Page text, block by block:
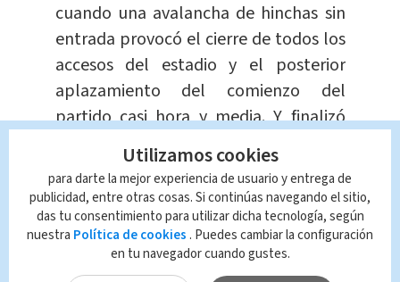
cuando una avalancha de hinchas sin
entrada provocó el cierre de todos los
accesos del estadio y el posterior
aplazamiento del comienzo del
partido casi hora y media. Y finalizó
un golpe de eficacia de Lautaro
Martínez,al que le han bastado
ratitos en cada partido para
encabezar, con cinco goles, la
clasificación de los artilleros.
Utilizamos cookies
para darte la mejor experiencia de usuario y entrega de
publicidad, entre otras cosas. Si continúas navegando el sitio,
das tu consentimiento para utilizar dicha tecnología, según
nuestra Política de cookies . Puedes cambiar la configuración
en tu navegador cuando gustes.